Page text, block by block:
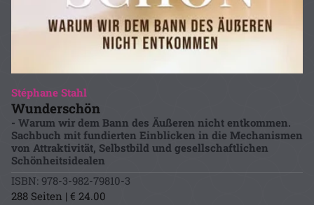
Stéphane Stahl
Wunderschön
- Warum wir dem Bann des Äußeren nicht entkommen.
Sachbuch mit fundierten Einblicken in die Mechanismen
von Attraktivität, Selbstbild und gesellschaftlichen
Schönheitsidealen
ISBN: 978-3-982-79810-3
288 Seiten | € 24.00